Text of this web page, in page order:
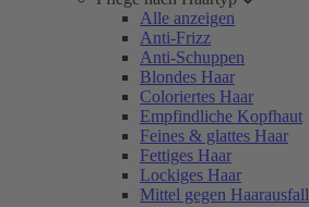
Alle anzeigen
Anti-Frizz
Anti-Schuppen
Blondes Haar
Coloriertes Haar
Empfindliche Kopfhaut
Feines & glattes Haar
Fettiges Haar
Lockiges Haar
Mittel gegen Haarausfall